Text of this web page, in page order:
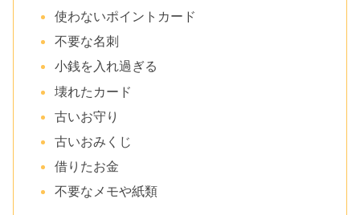
使わないポイントカード
不要な名刺
小銭を入れ過ぎる
壊れたカード
古いお守り
古いおみくじ
借りたお金
不要なメモや紙類